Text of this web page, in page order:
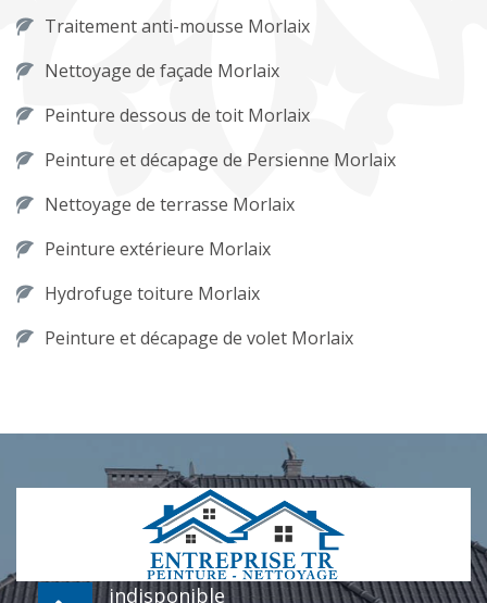
Traitement anti-mousse Morlaix
Nettoyage de façade Morlaix
Peinture dessous de toit Morlaix
Peinture et décapage de Persienne Morlaix
Nettoyage de terrasse Morlaix
Peinture extérieure Morlaix
Hydrofuge toiture Morlaix
Peinture et décapage de volet Morlaix
indisponible